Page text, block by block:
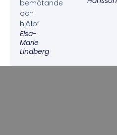
bemötande
och
hjälp”
Elsa-
Marie
Lindberg